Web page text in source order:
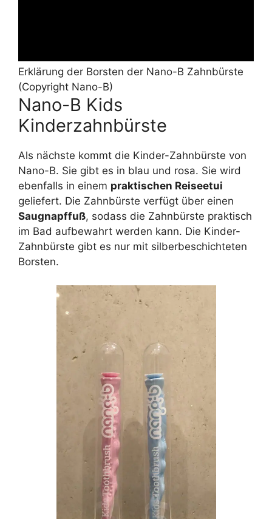
Erklärung der Borsten der Nano-B Zahnbürste
(Copyright Nano-B)
Nano-B Kids
Kinderzahnbürste
Als nächste kommt die Kinder-Zahnbürste von
Nano-B. Sie gibt es in blau und rosa. Sie wird
ebenfalls in einem praktischen Reiseetui
geliefert. Die Zahnbürste verfügt über einen
Saugnapffuß, sodass die Zahnbürste praktisch
im Bad aufbewahrt werden kann. Die Kinder-
Zahnbürste gibt es nur mit silberbeschichteten
Borsten.